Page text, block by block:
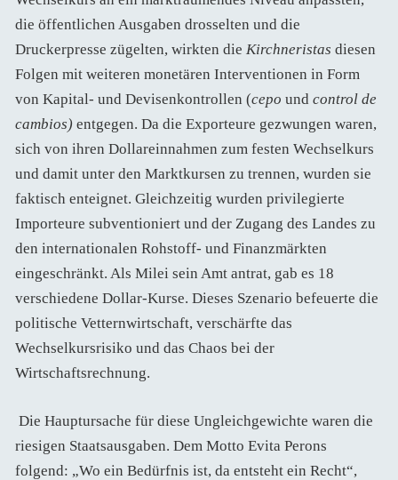
die öffentlichen Ausgaben drosselten und die
Druckerpresse zügelten, wirkten die Kirchneristas diesen
Folgen mit weiteren monetären Interventionen in Form
von Kapital- und Devisenkontrollen (cepo und control de
cambios) entgegen. Da die Exporteure gezwungen waren,
sich von ihren Dollareinnahmen zum festen Wechselkurs
und damit unter den Marktkursen zu trennen, wurden sie
faktisch enteignet. Gleichzeitig wurden privilegierte
Importeure subventioniert und der Zugang des Landes zu
den internationalen Rohstoff- und Finanzmärkten
eingeschränkt. Als Milei sein Amt antrat, gab es 18
verschiedene Dollar-Kurse. Dieses Szenario befeuerte die
politische Vetternwirtschaft, verschärfte das
Wechselkursrisiko und das Chaos bei der
Wirtschaftsrechnung.
Die Hauptursache für diese Ungleichgewichte waren die
riesigen Staatsausgaben. Dem Motto Evita Perons
folgend: „Wo ein Bedürfnis ist, da entsteht ein Recht“,